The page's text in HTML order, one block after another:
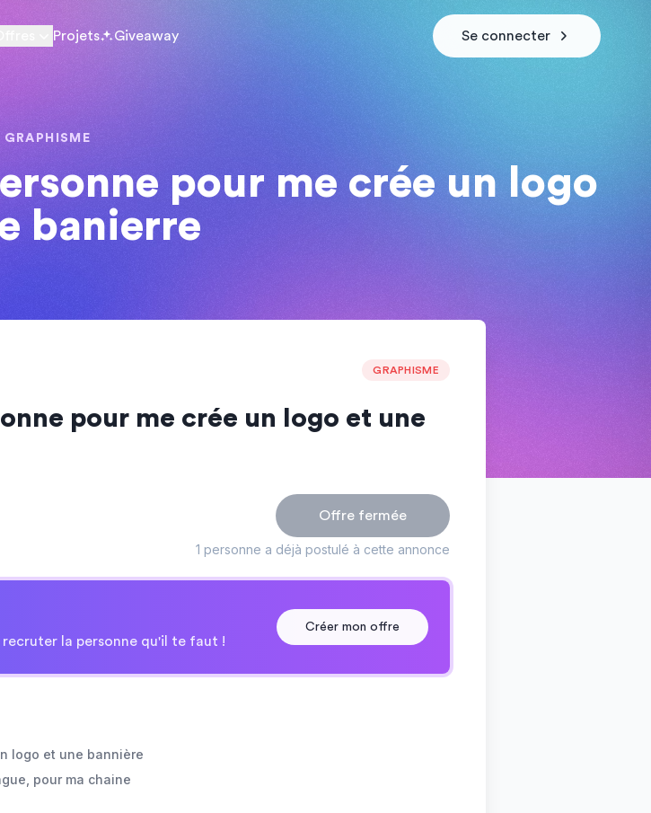
Projets Giveaway Se connecter
GRAPHISME
pour me crée un logo
banierre
GRAPHISME
pour me crée un logo et une
Offre fermée
1 personne a déjà postulé à cette annonce
la personne qu'il te faut !
Créer mon offre
logo et une bannière
pour ma chaine